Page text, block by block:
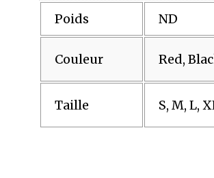
Poids ND
Couleur Red,
Taille S, M, L,